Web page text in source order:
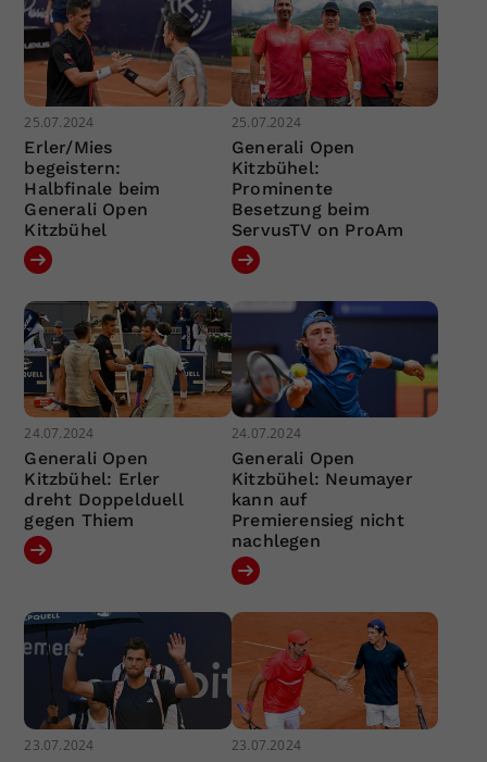
25.07.2024
Erler/Mies
begeistern:
Halbfinale beim
Generali Open
Kitzbühel
25.07.2024
Generali Open
Kitzbühel:
Prominente
Besetzung beim
ServusTV on ProAm
24.07.2024
Generali Open
Kitzbühel: Erler
dreht Doppelduell
gegen Thiem
24.07.2024
Generali Open
Kitzbühel: Neumayer
kann auf
Premierensieg nicht
nachlegen
23.07.2024 23.07.2024